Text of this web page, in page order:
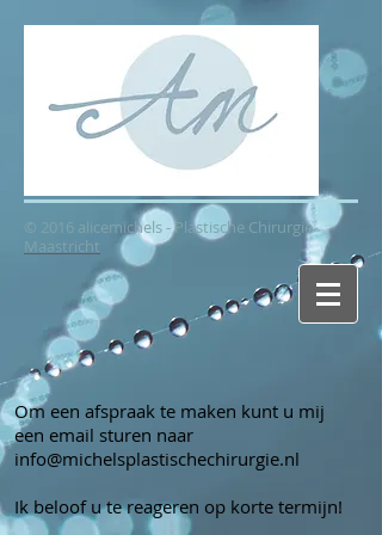
© 2016 alicemichels - Plastische Chirurgie
Maastricht
Om een afspraak te maken kunt u mij
een email sturen naar
info@michelsplastischechirurgie.nl
Ik beloof u te reageren op korte termijn!